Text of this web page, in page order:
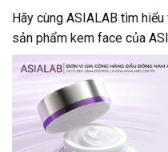
Hãy cùng ASIALAB tìm
sản phẩm kem face của